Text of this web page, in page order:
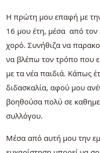
Η πρώτη μου επαφή με
16 μου έτη, μέσα από τον
χορό. Συνήθιζα να
να βλέπω τον τρόπο που
με τα νέα παιδιά. Κάπως
διδασκαλία, αφού μου
βοηθούσα πολύ σε
συλλόγου.
Μέσα από αυτή μου την